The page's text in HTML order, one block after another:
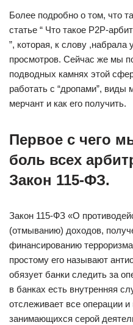
Более подробно о том, что
статье “ Что такое Р2Р-
”, которая, к слову
просмотров. Сейчас же мы
подводных камнях этой
работать с “дропами”, виды
мерчант и как его получить.
Первое с чего
боль всех
Закон 115-ФЗ.
Закон 115-ФЗ «О
(отмыванию) доходов,
финансированию
простому его называют
обязует банки следить за
в банках есть внутренняя
отслеживает все операции
занимающихся серой